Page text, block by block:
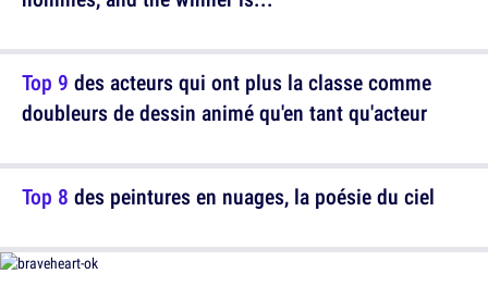
Top 8 des peintures en nuages, la poésie du ciel
Top 9 des acteurs qui ont plus la classe comme
doubleurs de dessin animé qu'en tant qu'acteur